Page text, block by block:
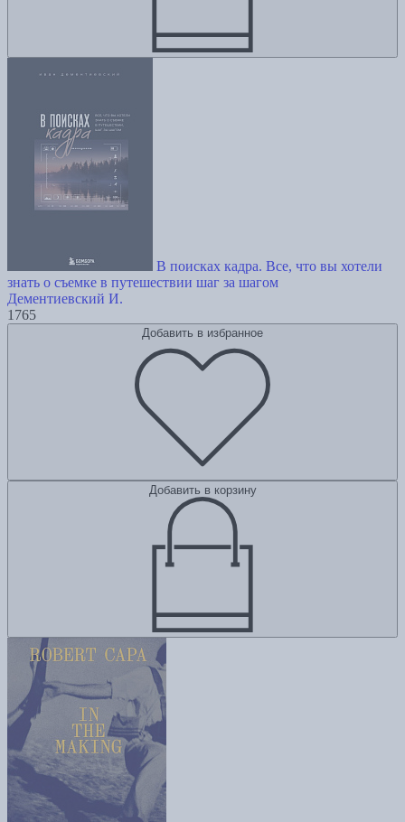
В поисках кадра. Все, что вы хотели
знать о съемке в путешествии шаг за шагом
Дементиевский И.
1765
Добавить в избранное
Добавить в корзину